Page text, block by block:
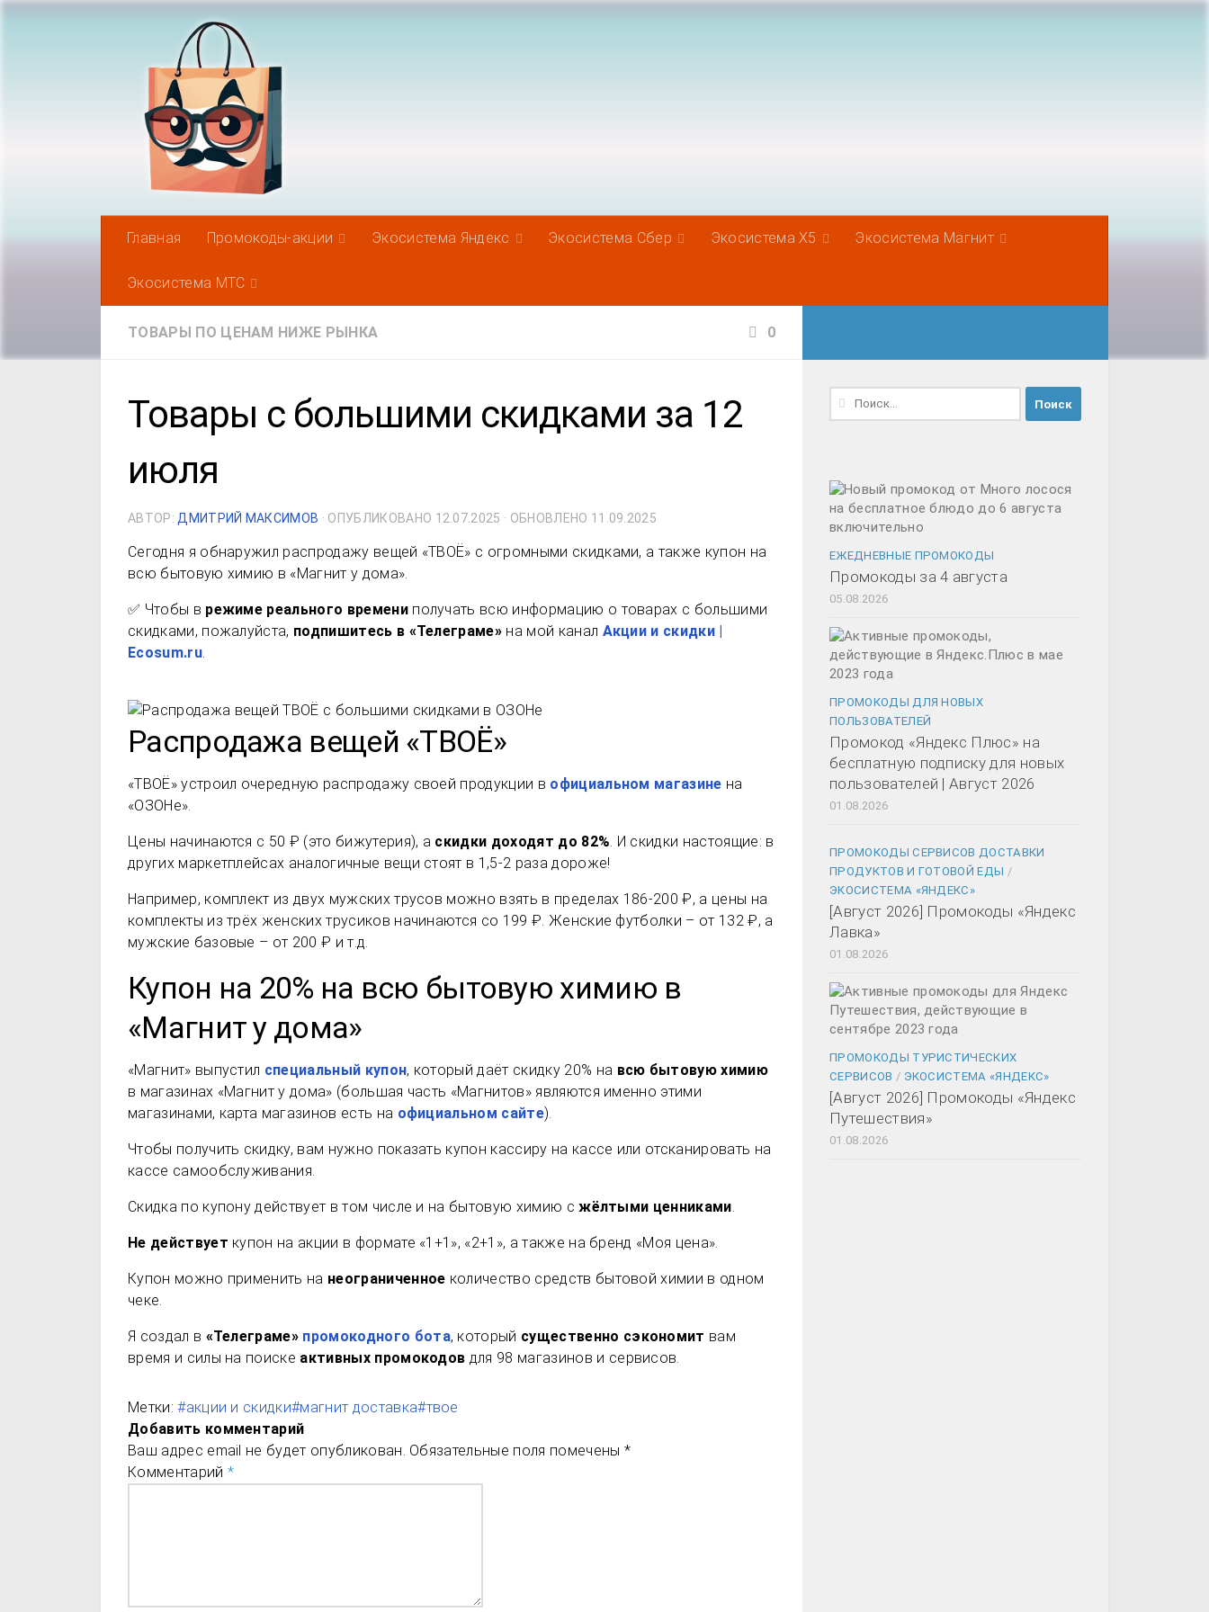
Главная Промокоды-акции Экосистема Яндекс Экосистема Сбер Экосистема Х5 Экосистема Магнит
Экосистема МТС
ТОВАРЫ ПО ЦЕНАМ НИЖЕ РЫНКА 0
Товары с большими скидками за 12
июля
АВТОР: ДМИТРИЙ МАКСИМОВ · ОПУБЛИКОВАНО 12.07.2025 · ОБНОВЛЕНО 11.09.2025
Сегодня я обнаружил распродажу вещей «ТВОЁ» с огромными скидками, а также купон на
всю бытовую химию в «Магнит у дома».
✅ Чтобы в режиме реального времениполучать всю информацию о товарах с большими
скидками, пожалуйста, подпишитесь в «Телеграме» на мой канал Акции и скидки |
Ecosum.ru.
Распродажа вещей «ТВОЁ»
«ТВОЁ» устроил очередную распродажу своей продукции в официальном магазине на
«ОЗОНе».
Цены начинаются с 50 ₽ (это бижутерия), а скидки доходят до 82%. И скидки настоящие: в
других маркетплейсах аналогичные вещи стоят в 1,5-2 раза дороже!
Например, комплект из двух мужских трусов можно взять в пределах 186-200 ₽, а цены на
комплекты из трёх женских трусиков начинаются со 199 ₽. Женские футболки – от 132 ₽, а
мужские базовые – от 200 ₽ и т.д.
Купон на 20% на всю бытовую химию в
«Магнит у дома»
«Магнит» выпустил специальный купон, который даёт скидку 20% на всю бытовую химию
в магазинах «Магнит у дома» (большая часть «Магнитов» являются именно этими
магазинами, карта магазинов есть на официальном сайте).
Чтобы получить скидку, вам нужно показать купон кассиру на кассе или отсканировать на
кассе самообслуживания.
Скидка по купону действует в том числе и на бытовую химию сжёлтыми ценниками.
Не действует купон на акции в формате «1+1», «2+1», а также на бренд «Моя цена».
Купон можно применить на неограниченное количество средств бытовой химии в одном
чеке.
Я создал в «Телеграме» промокодного бота, который существенно сэкономит вам
время и силы на поиске активных промокодов для 98 магазинов и сервисов.
Метки: #акции и скидки#магнит доставка#твое
Добавить комментарий
Ваш адрес email не будет опубликован. Обязательные поля помечены *
Комментарий *
Найти:
ЕЖЕДНЕВНЫЕ ПРОМОКОДЫ
Промокоды за 4 августа
05.08.2026
ПРОМОКОДЫ ДЛЯ НОВЫХ
ПОЛЬЗОВАТЕЛЕЙ
Промокод «Яндекс Плюс» на
бесплатную подписку для новых
пользователей | Август 2026
01.08.2026
ПРОМОКОДЫ СЕРВИСОВ ДОСТАВКИ
ПРОДУКТОВ И ГОТОВОЙ ЕДЫ /
ЭКОСИСТЕМА «ЯНДЕКС»
[Август 2026] Промокоды «Яндекс
Лавка»
01.08.2026
ПРОМОКОДЫ ТУРИСТИЧЕСКИХ
СЕРВИСОВ / ЭКОСИСТЕМА «ЯНДЕКС»
[Август 2026] Промокоды «Яндекс
Путешествия»
01.08.2026